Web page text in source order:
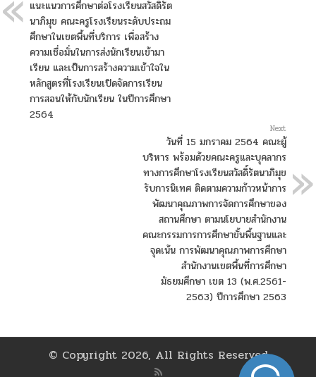
รู้จัก
สิทธิ
และ
หน้าที่
ของ
ตนเอง
เป็น
แนะแนวการศึกษาต่อโรงเรียนสวัสดิ์รัต
นาภิมุข คณะครูโรงเรียนระดับประถม
ศึกษาในเขตพื้นที่บริการ เพื่อสร้าง
ความเชื่อมั่นในการส่งนักเรียนเข้ามา
เรียน และเป็นการสร้างความเข้าใจใน
หลักสูตรที่โรงเรียนเปิดจัดการเรียน
การสอนให้กับนักเรียน ในปีการศึกษา
2564
Next
วันที่ 15 มกราคม 2564 คณะผู้
บริหาร พร้อมด้วยคณะครูและบุคลากร
ทางการศึกษาโรงเรียนสวัสดิ์รัตนาภิมุข
รับการนิเทศ ติดตามความก้าวหน้าการ
พัฒนาคุณภาพการจัดการศึกษาของ
สถานศึกษา ตามนโยบายสำนักงาน
คณะกรรมการการศึกษาขั้นพื้นฐานและ
จุดเน้น การพัฒนาคุณภาพการศึกษา
สำนักงานเขตพื้นที่การศึกษา
มัธยมศึกษา เขต 13 (พ.ศ.2561-
2563) ปีการศึกษา 2563
© Copyright 2026, All Rights Reserved